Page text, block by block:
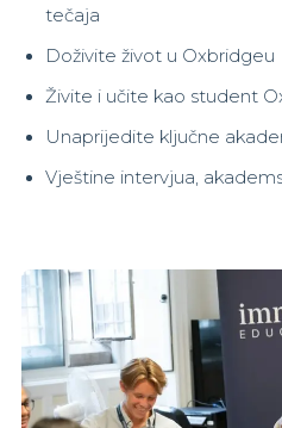
tečaja
Doživite život u Oxbridgeu
Živite i učite kao student
Unaprijedite ključne
Vještine intervjua,